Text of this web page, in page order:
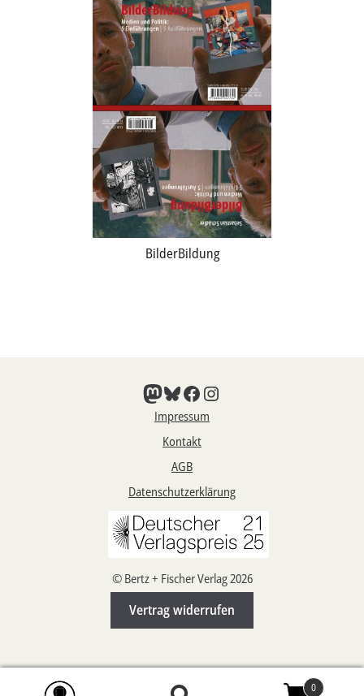
BilderBildung
Mastodon
Bluesky
Facebook
Instagram
Impressum
Kontakt
AGB
Datenschutzerklärung
© Bertz + Fischer Verlag 2026
Vertrag widerrufen
0